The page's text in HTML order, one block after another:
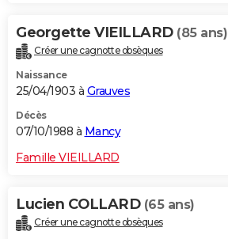
Georgette VIEILLARD (85 ans)
Créer une cagnotte obsèques
Naissance
25/04/1903 à Grauves
Décès
07/10/1988 à Mancy
Famille VIEILLARD
Lucien COLLARD (65 ans)
Créer une cagnotte obsèques